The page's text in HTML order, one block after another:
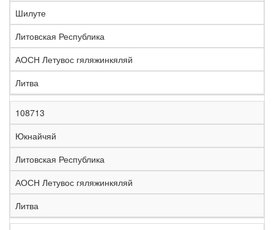
Шилуте
Литовская Республика
АОСН Летувос гяляжинкяляй
Литва
108713
Юкнайчяй
Литовская Республика
АОСН Летувос гяляжинкяляй
Литва